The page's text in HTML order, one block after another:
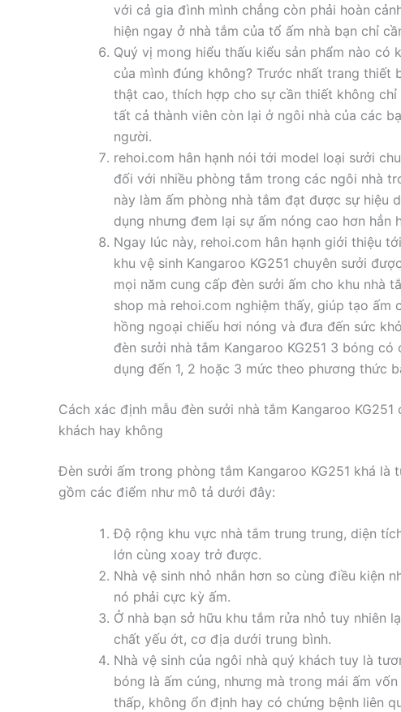
với cả gia đình mình chẳng còn phải hoàn
hiện ngay ở nhà tắm của tổ ấm nhà bạn chỉ
Quý vị mong hiểu thấu kiểu sản phẩm nào có
của mình đúng không? Trước nhất trang
thật cao, thích hợp cho sự cần thiết không
tất cả thành viên còn lại ở ngôi nhà của các
người.
rehoi.com hân hạnh nói tới model loại sưởi
đối với nhiều phòng tắm trong các ngôi nhà
này làm ấm phòng nhà tắm đạt được sự hiệu
dụng nhưng đem lại sự ấm nóng cao hơn
Ngay lúc này, rehoi.com hân hạnh giới thiệu
khu vệ sinh Kangaroo KG251 chuyên sưởi
mọi năm cung cấp đèn sưởi ấm cho khu nhà
shop mà rehoi.com nghiệm thấy, giúp tạo
hồng ngoại chiếu hơi nóng và đưa đến sức
đèn sưởi nhà tắm Kangaroo KG251 3 bóng
dụng đến 1, 2 hoặc 3 mức theo phương thức
Cách xác định mẫu đèn sưởi nhà tắm Kangaroo
khách hay không
Đèn sưởi ấm trong phòng tắm Kangaroo KG251 khá
gồm các điểm như mô tả dưới đây:
Độ rộng khu vực nhà tắm trung trung, diện
lớn cùng xoay trở được.
Nhà vệ sinh nhỏ nhắn hơn so cùng điều kiện
nó phải cực kỳ ấm.
Ở nhà bạn sở hữu khu tắm rửa nhỏ tuy nhiên
chất yếu ớt, cơ địa dưới trung bình.
Nhà vệ sinh của ngôi nhà quý khách tuy là
bóng là ấm cúng, nhưng mà trong mái ấm
thấp, không ổn định hay có chứng bệnh liên